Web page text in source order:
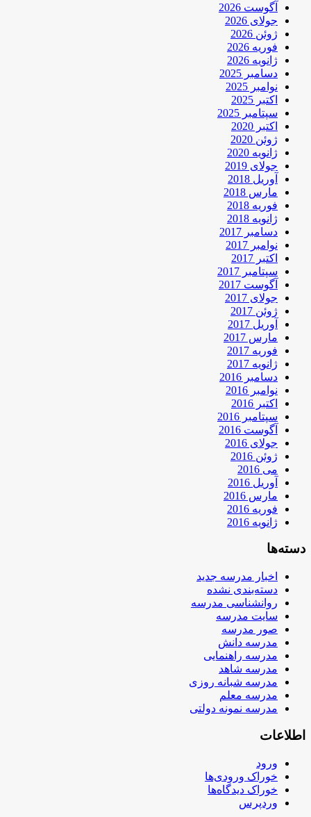
آگوست 2026
جولای 2026
ژوئن 2026
فوریه 2026
ژانویه 2026
دسامبر 2025
نوامبر 2025
اکتبر 2025
سپتامبر 2025
اکتبر 2020
ژوئن 2020
ژانویه 2020
جولای 2019
آوریل 2018
مارس 2018
فوریه 2018
ژانویه 2018
دسامبر 2017
نوامبر 2017
اکتبر 2017
سپتامبر 2017
آگوست 2017
جولای 2017
ژوئن 2017
آوریل 2017
مارس 2017
فوریه 2017
ژانویه 2017
دسامبر 2016
نوامبر 2016
اکتبر 2016
سپتامبر 2016
آگوست 2016
جولای 2016
ژوئن 2016
می 2016
آوریل 2016
مارس 2016
فوریه 2016
ژانویه 2016
دسته‌ها
اخبار مدرسه جدید
دسته‌بندی نشده
روانشناسی مدرسه
سایت مدرسه
صور مدرسه
مدرسه دانش
مدرسه راهنمایی
مدرسه شاهد
مدرسه شبانه روزی
مدرسه معلم
مدرسه نمونه دولتی
اطلاعات
ورود
خوراک ورودی‌ها
خوراک دیدگاه‌ها
وردپرس